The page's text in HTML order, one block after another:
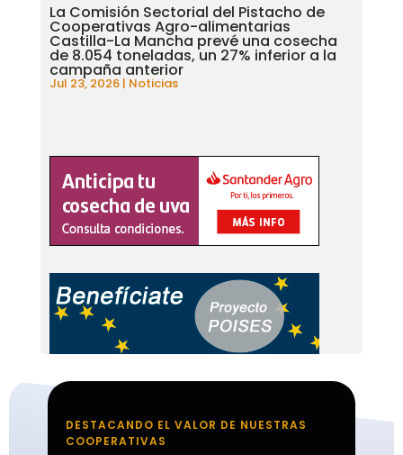
La Comisión Sectorial del Pistacho de
Cooperativas Agro-alimentarias
Castilla-La Mancha prevé una cosecha
de 8.054 toneladas, un 27% inferior a la
campaña anterior
Jul 23, 2026| Noticias
DESTACANDO EL VALOR DE NUESTRAS
COOPERATIVAS